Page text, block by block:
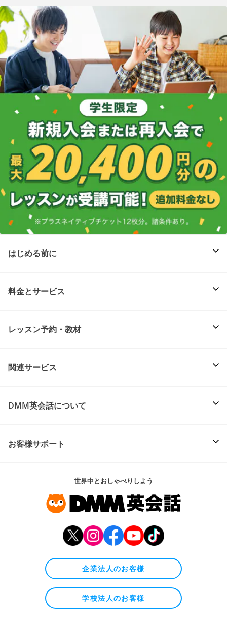
はじめる前に
料金とサービス
レッスン予約・教材
関連サービス
DMM英会話について
お客様サポート
世界中とおしゃべりしよう
企業法人のお客様
学校法人のお客様